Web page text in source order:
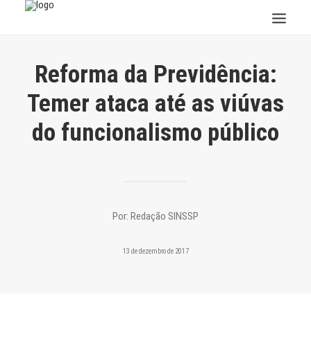
INSTITUCIONAL
INSS
SPPREV
Reforma da Previdência:
Temer ataca até as viúvas
do funcionalismo público
Por: Redação SINSSP
13 de dezembro de 2017